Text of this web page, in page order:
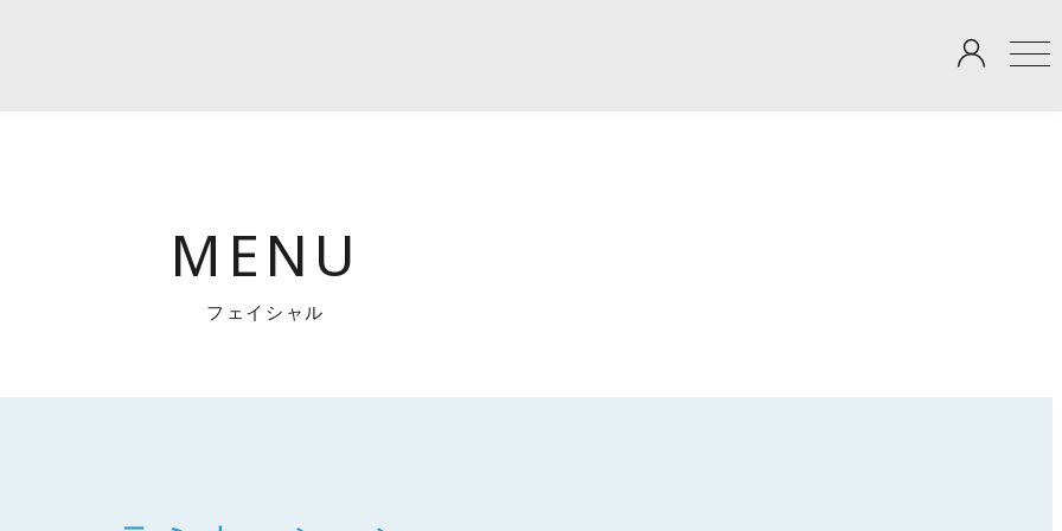
MENU
フェイシャル